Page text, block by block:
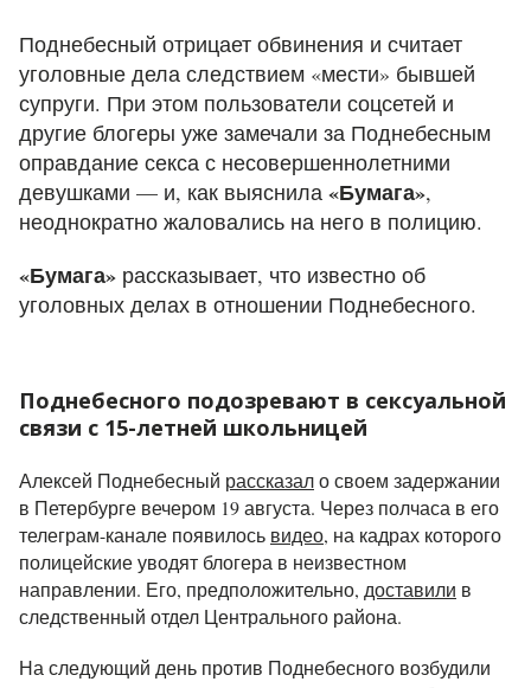
Поднебесный отрицает обвинения и считает
уголовные дела следствием «мести» бывшей
супруги. При этом пользователи соцсетей и
другие блогеры уже замечали за Поднебесным
оправдание секса с несовершеннолетними
девушками — и, как выяснила «Бумага»,
неоднократно жаловались на него в полицию.
«Бумага» рассказывает, что известно об
уголовных делах в отношении Поднебесного.
Поднебесного подозревают в сексуальной
связи с 15-летней школьницей
Алексей Поднебесный рассказало своем задержании
в Петербурге вечером 19 августа. Через полчаса в его
телеграм-канале появилось видео, на кадрах которого
полицейские уводят блогера в неизвестном
направлении. Его, предположительно, доставили в
следственный отдел Центрального района.
На следующий день против Поднебесного возбудили